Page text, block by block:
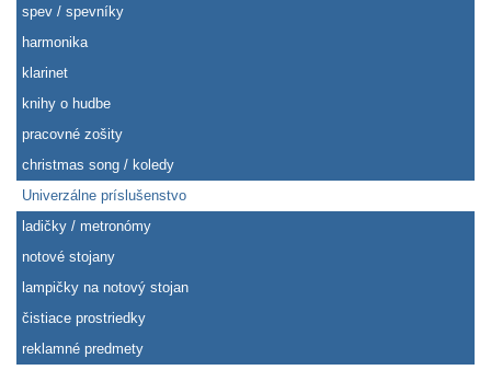
spev / spevníky
harmonika
klarinet
knihy o hudbe
pracovné zošity
christmas song / koledy
Univerzálne príslušenstvo
ladičky / metronómy
notové stojany
lampičky na notový stojan
čistiace prostriedky
reklamné predmety